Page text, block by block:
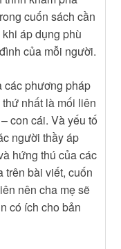
cuốn sách cần
áp dụng phù
của mỗi người.
các phương pháp
nhất là mối liên
con cái. Và yếu tố
người thầy áp
hứng thú của các
trên bài viết, cuốn
nên cha mẹ sẽ
có ích cho bản